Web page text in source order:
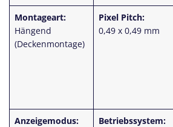
Montageart:
Hängend
(Deckenmontage)
Pixel Pitch:
0,49 x 0,49 mm
Anzeigemodus:
Betriebssystem: